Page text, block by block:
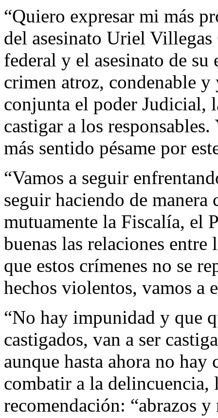
“Quiero expresar mi más
del asesinato Uriel
federal y el asesinato de su
crimen atroz, condenable y
conjunta el poder Judicial,
castigar a los
más sentido pésame por
“Vamos a seguir
seguir haciendo de
mutuamente la Fiscalía, el
buenas las relaciones
que estos crímenes no se
hechos violentos, vamos a
“No hay impunidad y que
castigados, van a ser
aunque hasta ahora no hay
combatir a la delincuencia,
recomendación: “abrazos y